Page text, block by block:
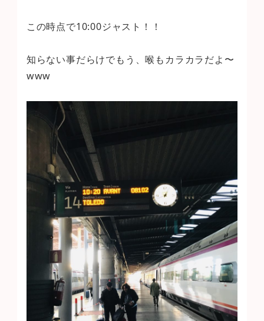
この時点で10:00ジャスト！！
知らない事だらけでもう、喉もカラカラだよ〜
www